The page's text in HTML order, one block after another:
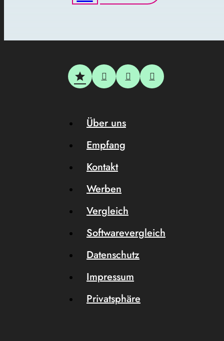
Über uns
Empfang
Kontakt
Werben
Vergleich
Softwarevergleich
Datenschutz
Impressum
Privatsphäre